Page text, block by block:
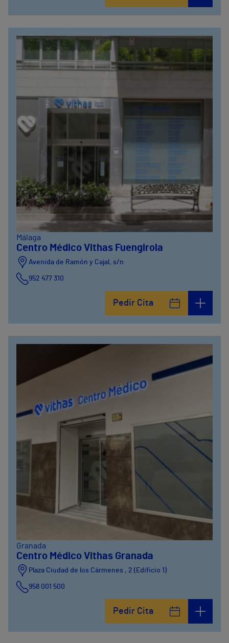
Málaga
Centro Médico Vithas Fuengirola
Avenida de Ramón y Cajal, s/n
952 477 310
Pedir Cita
Granada
Centro Médico Vithas Granada
Plaza Ciudad de los Cármenes , 2 (Edificio 1)
958 001 500
Pedir Cita